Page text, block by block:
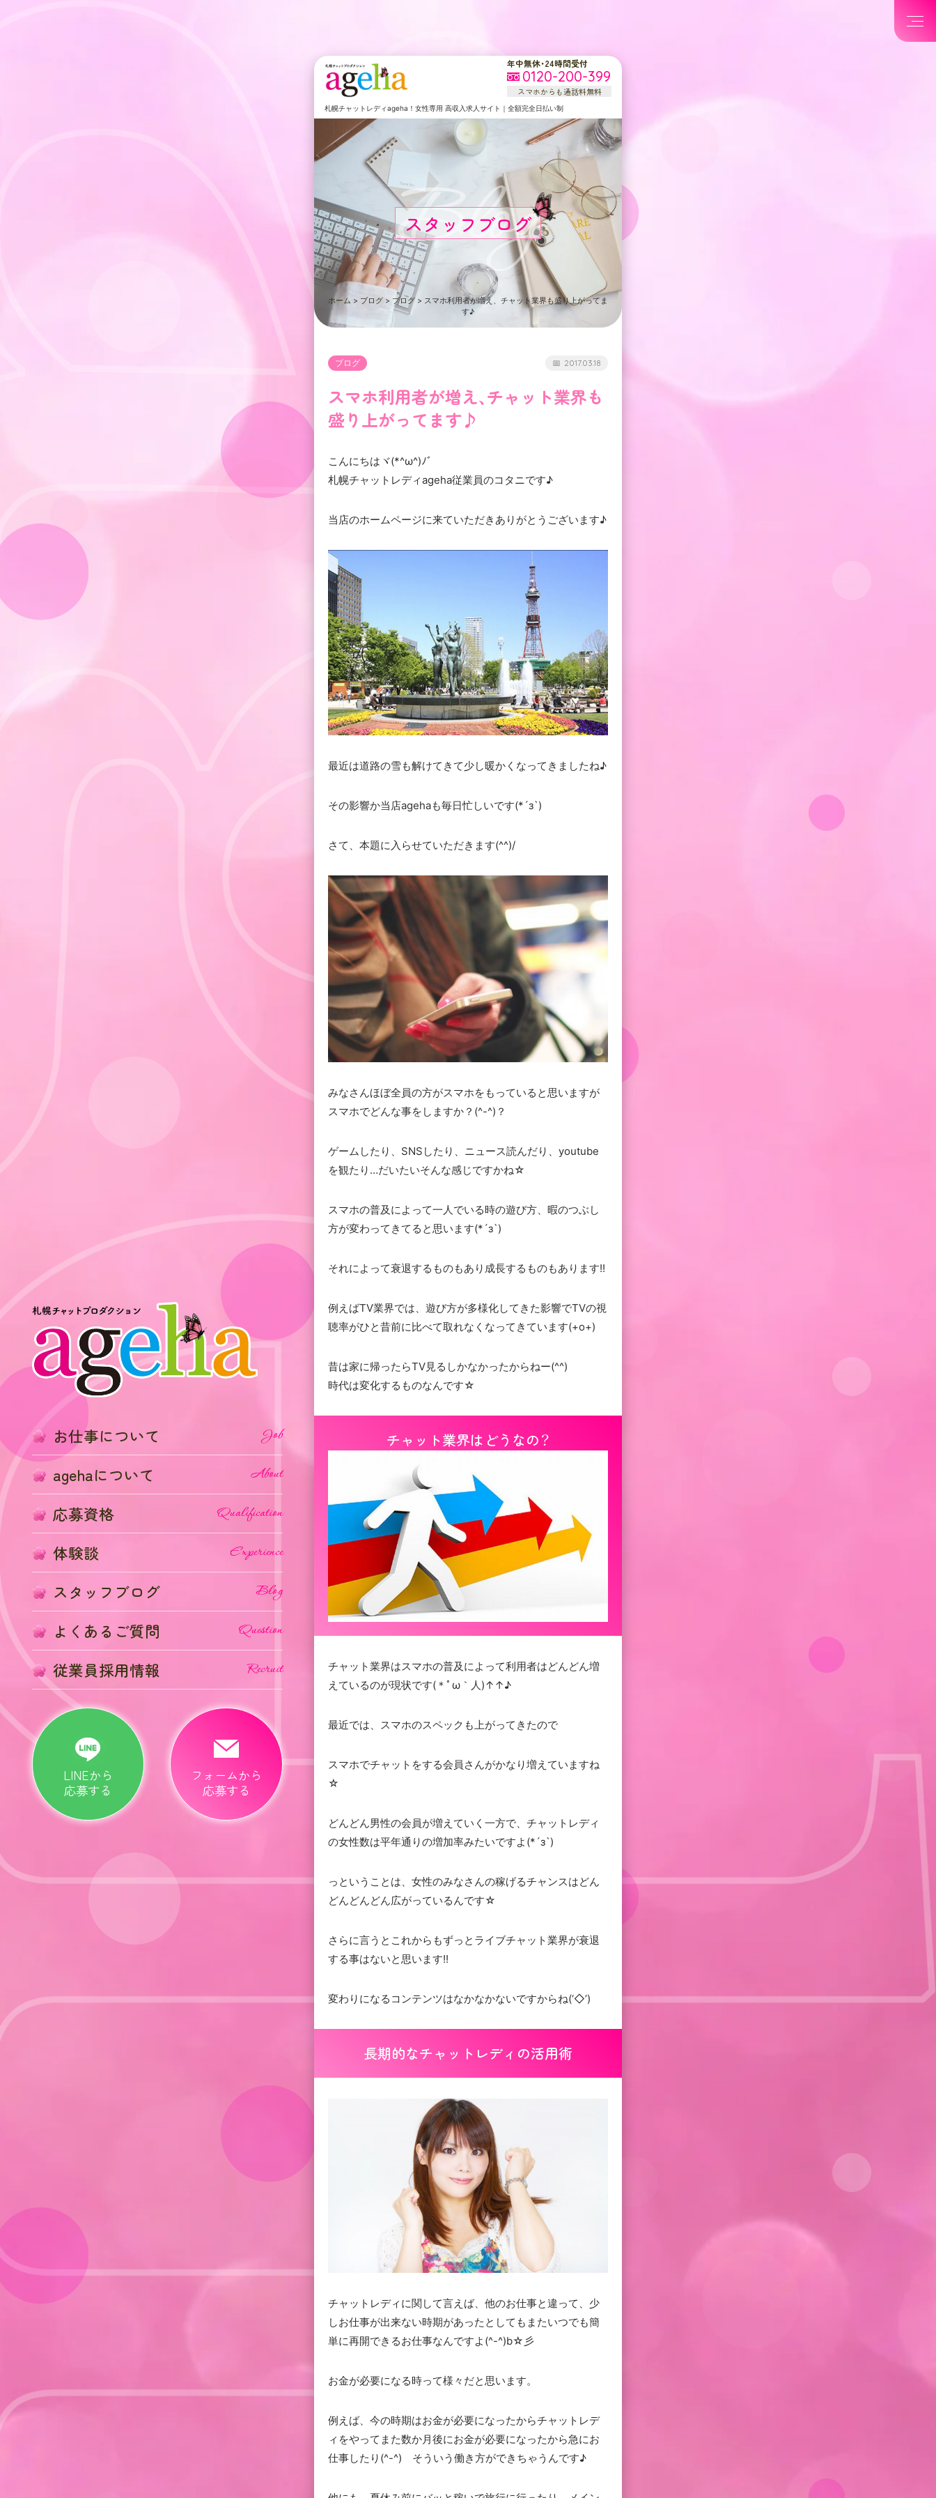
お仕事について Job
agehaについて About
応募資格 Qualification
体験談 Experience
スタッフブログ Blog
よくあるご質問 Question
従業員採用情報 Recruit
LINEから
応募する
フォームから
応募する
年中無休・24時間受付
0120-200-399
スマホからも通話料無料
札幌チャットレディageha！女性専用 高収入求人サイト ｜ 全額完全日払い制
スタッフブログ
Blog
ホーム > ブログ > ブログ > スマホ利用者が増え、チャット業界も盛り上がってま
す♪
ブログ 2017.03.18
スマホ利用者が増え、チャット業界も
盛り上がってます♪
こんにちはヾ(*^ω^)ﾉﾞ
札幌チャットレディageha従業員のコタニです♪
当店のホームページに来ていただきありがとうございます♪
最近は道路の雪も解けてきて少し暖かくなってきましたね♪
その影響か当店agehaも毎日忙しいです(*´з`)
さて、本題に入らせていただきます(^^)/
みなさんほぼ全員の方がスマホをもっていると思いますが
スマホでどんな事をしますか？(^-^)？
ゲームしたり、SNSしたり、ニュース読んだり、youtube
を観たり…だいたいそんな感じですかね☆
スマホの普及によって一人でいる時の遊び方、暇のつぶし
方が変わってきてると思います(*´з`)
それによって衰退するものもあり成長するものもあります!!
例えばTV業界では、遊び方が多様化してきた影響でTVの視
聴率がひと昔前に比べて取れなくなってきています(+o+)
昔は家に帰ったらTV見るしかなかったからねー(^^)
時代は変化するものなんです☆
チャット業界はどうなの？
チャット業界はスマホの普及によって利用者はどんどん増
えているのが現状です(＊ﾟω｀人)↑↑♪
最近では、スマホのスペックも上がってきたので
スマホでチャットをする会員さんがかなり増えていますね
☆
どんどん男性の会員が増えていく一方で、チャットレディ
の女性数は平年通りの増加率みたいですよ(*´з`)
っということは、女性のみなさんの稼げるチャンスはどん
どんどんどん広がっているんです☆
さらに言うとこれからもずっとライブチャット業界が衰退
する事はないと思います!!
変わりになるコンテンツはなかなかないですからね(‘◇’)ゞ
長期的なチャットレディの活用術
チャットレディに関して言えば、他のお仕事と違って、少
しお仕事が出来ない時期があったとしてもまたいつでも簡
単に再開できるお仕事なんですよ(^-^)b☆彡
お金が必要になる時って様々だと思います。
例えば、今の時期はお金が必要になったからチャットレデ
ィをやってまた数か月後にお金が必要になったから急にお
仕事したり(^-^) そういう働き方ができちゃうんです♪